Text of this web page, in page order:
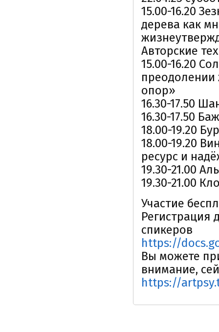
15.00-16.20
дерева как
Авторские
15.00-16.20
преодолении
опор»
16.30-17.50
16.30-17.50
18.00-19.20
18.00-19.20
ресурс и
19.30-21.00
19.30-21.00
Участие
Регистрация
спикеров
https://
Вы можете
внимание,
https://